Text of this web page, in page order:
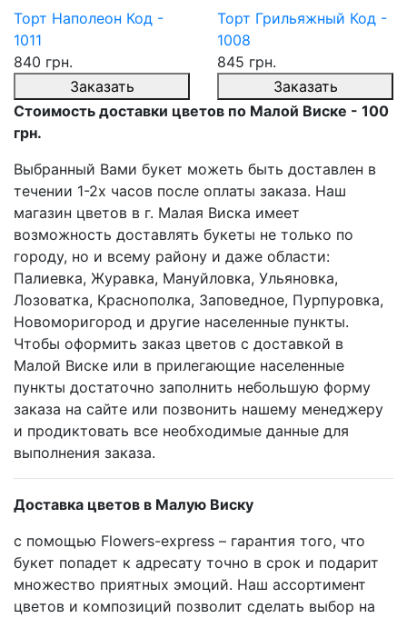
Торт Наполеон Код -
1011
840 грн.
Заказать
Торт Грильяжный Код -
1008
845 грн.
Заказать
Стоимость доставки цветов по Малой Виске - 100
грн.
Выбранный Вами букет можеть быть доставлен в
течении 1-2х часов после оплаты заказа. Наш
магазин цветов в г. Малая Виска имеет
возможность доставлять букеты не только по
городу, но и всему району и даже области:
Палиевка, Журавка, Мануйловка, Ульяновка,
Лозоватка, Краснополка, Заповедное, Пурпуровка,
Новоморигород и другие населенные пункты.
Чтобы оформить заказ цветов с доставкой в
Малой Виске или в прилегающие населенные
пункты достаточно заполнить небольшую форму
заказа на сайте или позвонить нашему менеджеру
и продиктовать все необходимые данные для
выполнения заказа.
Доставка цветов в Малую Виску
с помощью Flowers-express – гарантия того, что
букет попадет к адресату точно в срок и подарит
множество приятных эмоций. Наш ассортимент
цветов и композиций позволит сделать выбор на